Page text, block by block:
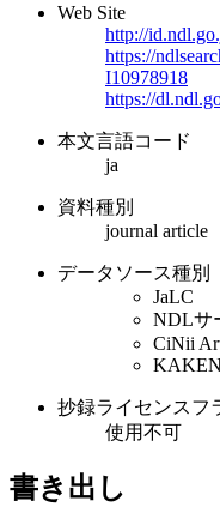
Web Site
http://
https://
I10978918
https://
本文言語コード
ja
資料種別
journal article
データソース種別
JaLC
NDLサ
CiNii
KAKEN
抄録ライセンスフ
使用不可
書き出し